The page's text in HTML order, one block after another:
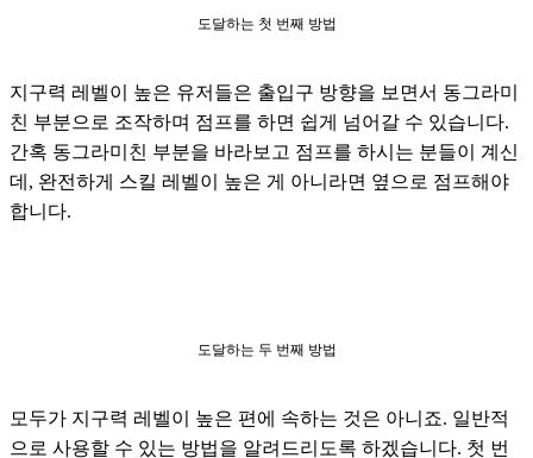
도달하는 첫 번째 방법
지구력 레벨이 높은 유저들은 출입구 방향을 보면서 동그라미
친 부분으로 조작하며 점프를 하면 쉽게 넘어갈 수 있습니다.
간혹 동그라미친 부분을 바라보고 점프를 하시는 분들이 계신
데, 완전하게 스킬 레벨이 높은 게 아니라면 옆으로 점프해야
합니다.
도달하는 두 번째 방법
모두가 지구력 레벨이 높은 편에 속하는 것은 아니죠. 일반적
으로 사용할 수 있는 방법을 알려드리도록 하겠습니다. 첫 번